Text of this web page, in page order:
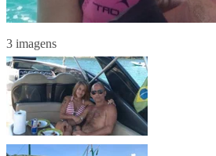
3 imagens